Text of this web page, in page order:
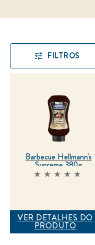
FILTROS
Barbecue Hellmann's
Supreme 380g
Nenhuma
product
VER DETALHES DO
PRODUTO